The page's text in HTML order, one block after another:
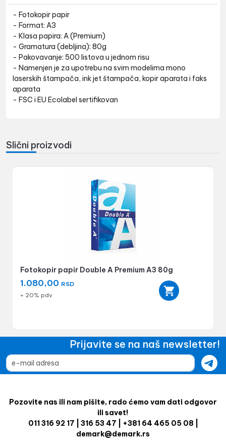
- Fotokopir papir
- Format: A3
- Klasa papira: A (Premium)
- Gramatura (debljina): 80g
- Pakovavanje: 500 listova u jednom risu
- Namenjen je za upotrebu na svim modelima mono
laserskih štampača, ink jet štampača, kopir aparata i faks
aparata
- FSC i EU Ecolabel sertifikovan
Slični proizvodi
Fotokopir papir Double A Premium A3 80g
1.080,00 RSD
+ 20% pdv
Prijavite se na naš newsletter!
Pozovite nas ili nam pišite, rado ćemo vam dati odgovor
ili savet!
011 316 92 17 | 316 53 47 | +381 64 465 05 08 |
demark@demark.rs